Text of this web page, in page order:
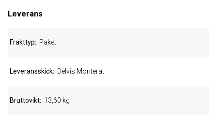
Leverans
Frakttyp Paket
Leveransskick Delvis Monterat
Bruttovikt 13,60 kg